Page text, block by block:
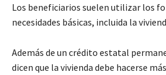
Los beneficiarios suelen utilizar los
necesidades básicas, incluida la
Además de un crédito estatal
dicen que la vivienda debe hacerse